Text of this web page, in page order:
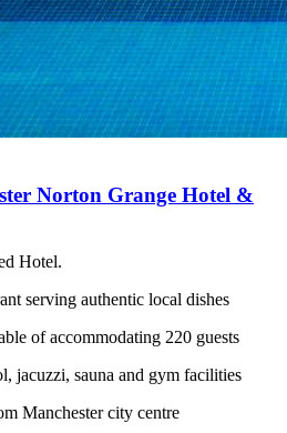
Norton Grange Hotel &
Hotel.
serving authentic local dishes
of accommodating 220 guests
jacuzzi, sauna and gym facilities
Manchester city centre